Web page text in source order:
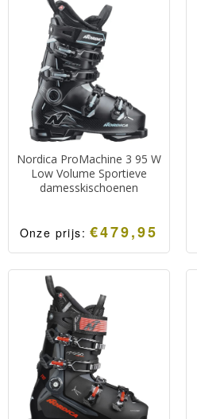
Nordica ProMachine 3 95 W
Low Volume Sportieve
damesskischoenen
Onze prijs:€479,95